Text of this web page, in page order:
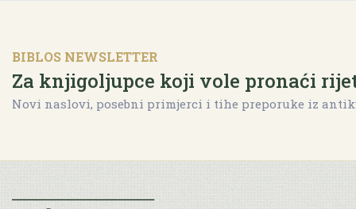
BIBLOS NEWSLETTER
Za knjigoljupce koji vole pronaći
Novi naslovi, posebni primjerci i tihe preporuke iz